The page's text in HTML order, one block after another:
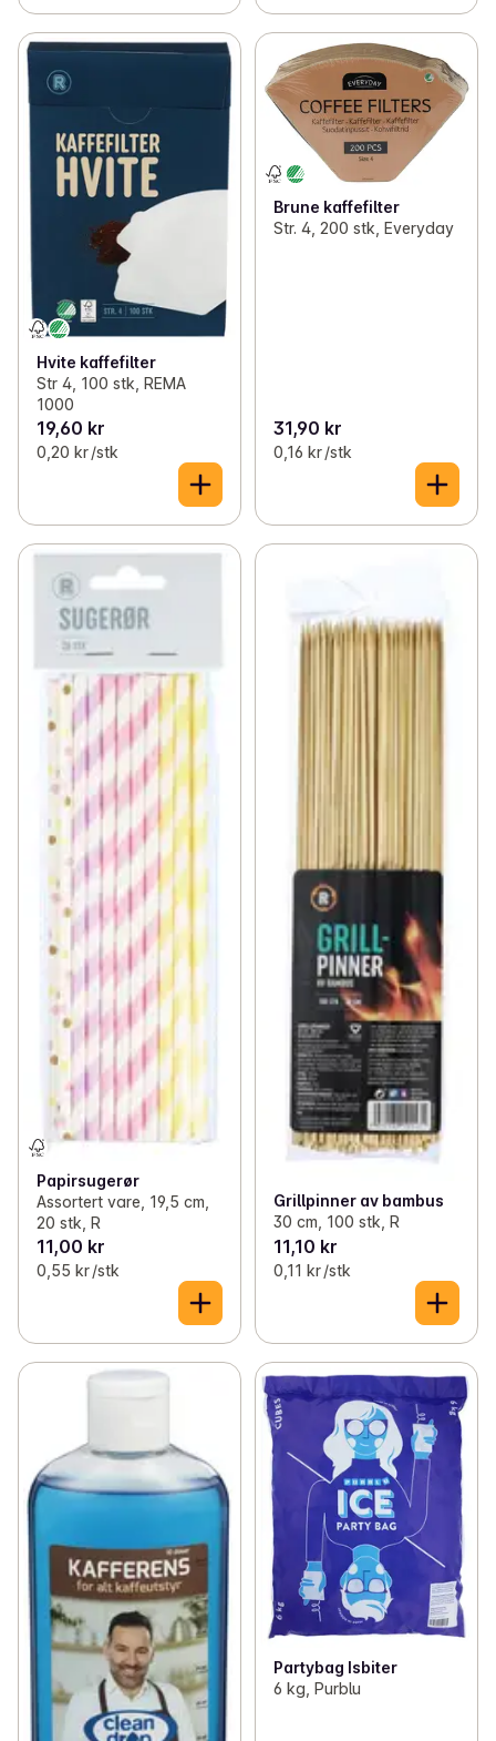
Hvite kaffefilter
Str 4, 100 stk, REMA
1000
19,60 kr
0,20 kr /stk
Brune kaffefilter
Str. 4, 200 stk, Everyday
31,90 kr
0,16 kr /stk
Papirsugerør
Assortert vare, 19,5 cm,
20 stk, R
11,00 kr
0,55 kr /stk
Grillpinner av bambus
30 cm, 100 stk, R
11,10 kr
0,11 kr /stk
Partybag Isbiter
6 kg, Purblu